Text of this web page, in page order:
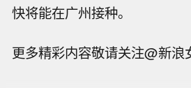
快将能在广州接种。
更多精彩内容敬请关注@新浪